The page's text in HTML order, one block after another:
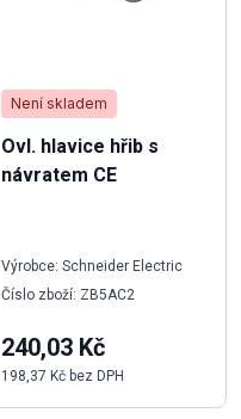
Není skladem
Ovl. hlavice hřib s
návratem CE
Výrobce: Schneider Electric
Číslo zboží: ZB5AC2
240,03 Kč
198,37 Kč bez DPH